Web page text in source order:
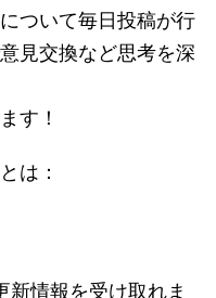
ついて毎日投稿が行
見交換など思考を深
す！
は：
情報を受け取れま